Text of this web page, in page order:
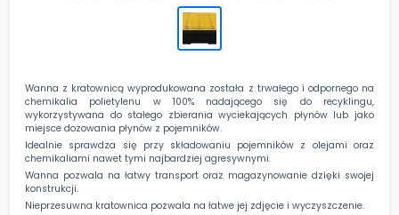
Wanna z kratownicą wyprodukowana została z trwałego i odpornego na
chemikalia polietylenu w 100% nadającego się do recyklingu,
wykorzystywana do stałego zbierania wyciekających płynów lub jako
miejsce dozowania płynów z pojemników.
Idealnie sprawdza się przy składowaniu pojemników z olejami oraz
chemikaliami nawet tymi najbardziej agresywnymi.
Wanna pozwala na łatwy transport oraz magazynowanie dzięki swojej
konstrukcji.
Nieprzesuwna kratownica pozwala na łatwe jej zdjęcie i wyczyszczenie.